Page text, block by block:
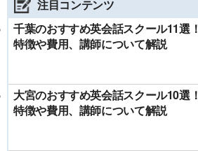
注目コンテンツ
千葉のおすすめ英会話スクール11選！
特徴や費用、講師について解説
大宮のおすすめ英会話スクール10選！
特徴や費用、講師について解説